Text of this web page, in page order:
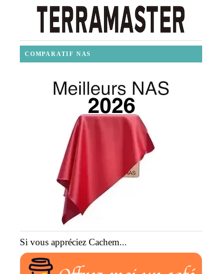
COMPARATIF NAS
Si vous appréciez Cachem...